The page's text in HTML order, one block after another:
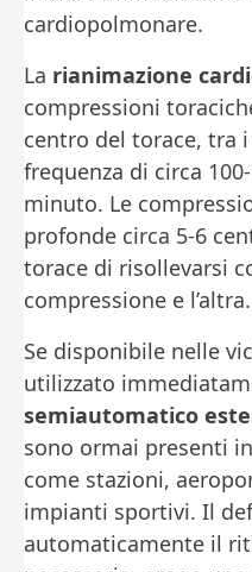
cardiopolmonare.
La rianimazione
compressioni
centro del torace, tra
frequenza di circa
minuto. Le
profonde circa 5-6
torace di risollevarsi
compressione e l’altra.
Se disponibile nelle
utilizzato
semiautomatico
sono ormai presenti
come stazioni,
impianti sportivi. Il
automaticamente il